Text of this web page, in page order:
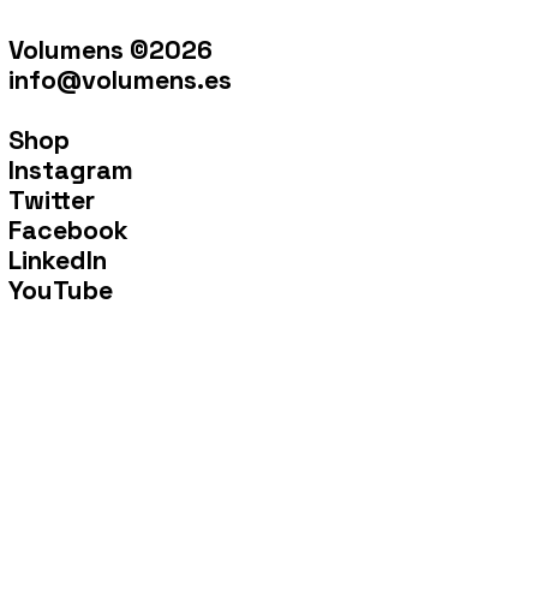
Volumens ©2026
info@volumens.es
Shop
Instagram
Twitter
Facebook
LinkedIn
YouTube